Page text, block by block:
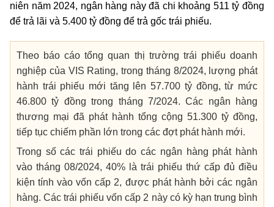
niên năm 2024, ngân hàng này đã chi khoảng 511 tỷ đồng
để trả lãi và 5.400 tỷ đồng để trả gốc trái phiếu.
Theo báo cáo tổng quan thị trường trái phiếu doanh
nghiệp của VIS Rating, trong tháng 8/2024, lượng phát
hành trái phiếu mới tăng lên 57.700 tỷ đồng, từ mức
46.800 tỷ đồng trong tháng 7/2024. Các ngân hàng
thương mại đã phát hành tổng cộng 51.300 tỷ đồng,
tiếp tục chiếm phần lớn trong các đợt phát hành mới.
Trong số các trái phiếu do các ngân hàng phát hành
vào tháng 08/2024, 40% là trái phiếu thứ cấp đủ điều
kiện tính vào vốn cấp 2, được phát hành bởi các ngân
hàng. Các trái phiếu vốn cấp 2 này có kỳ hạn trung bình